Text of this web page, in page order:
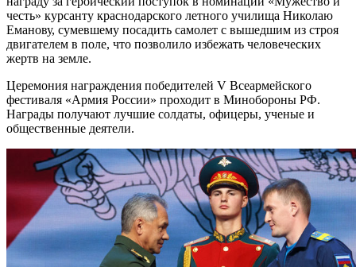
честь» курсанту краснодарского летного училища Николаю
Еманову, сумевшему посадить самолет с вышедшим из строя
двигателем в поле, что позволило избежать человеческих
жертв на земле.
Церемония награждения победителей V Всеармейского
фестиваля «Армия России» проходит в Минобороны РФ.
Награды получают лучшие солдаты, офицеры, ученые и
общественные деятели.